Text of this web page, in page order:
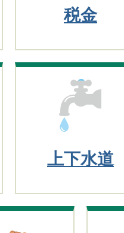
税金
上下水道